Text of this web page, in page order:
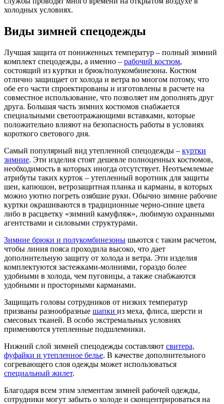
холодных условиях.
Виды зимней спецодежды
Лучшая защита от пониженных температур – полный зимний
комплект спецодежды, а именно – рабочий костюм,
состоящий из куртки и брюк/полукомбинезона. Костюм
отлично защищает от холода и ветра во многом потому, что
обе его части спроектированы и изготовлены в расчете на
совместное использование, что позволяет им дополнять друг
друга. Большая часть зимних костюмов снабжается
специальными светоотражающими вставками, которые
положительно влияют на безопасность работы в условиях
короткого светового дня.
Самый популярный вид утепленной спецодежды – куртки
зимние. Эти изделия стоят дешевле полноценных костюмов,
необходимость в которых иногда отсутствует. Неотъемлемые
атрибуты таких курток – утепленный воротник для защиты
шеи, капюшон, ветрозащитная планка и карманы, в которых
можно уютно погреть озябшие руки. Обычно зимние рабочие
куртки окрашиваются в традиционные черно-синие цвета
либо в расцветку «зимний камуфляж», любимую охранными
агентствами и силовыми структурами.
Зимние брюки и полукомбинезоны шьются с таким расчетом,
чтобы линия пояса проходила высоко, что дает
дополнительную защиту от холода и ветра. Эти изделия
комплектуются застежками-молниями, гораздо более
удобными в холода, чем пуговицы, а также снабжаются
удобными и просторными карманами.
Защищать головы сотрудников от низких температур
призваны разнообразные шапки из меха, флиса, шерсти и
смесовых тканей. В особо экстремальных условиях
применяются утепленные подшлемники.
Нижний слой зимней спецодежды составляют свитера,
фуфайки и утепленное белье. В качестве дополнительного
согревающего слоя одежды может использоваться
специальный жилет.
Благодаря всем этим элементам зимней рабочей одежды,
сотрудники могут забыть о холоде и сконцентрироваться на